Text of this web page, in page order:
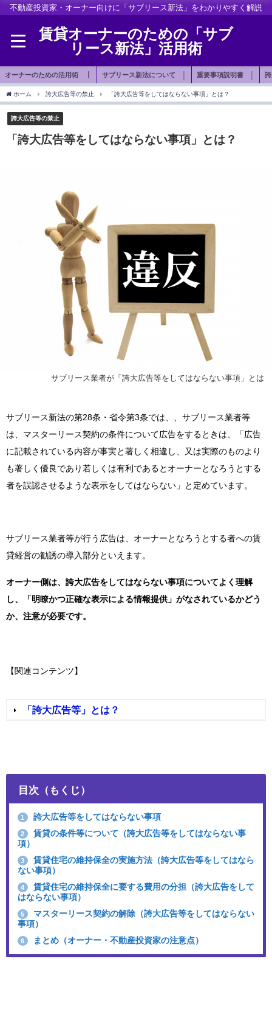
不動産投資家・オーナー向けに「サブリース新法」をわかりやすく解説
賃貸オーナーのための「サブ
リース新法」活用術
オーナーのための活用術 ┃ サブリース新法について │ 重要事項説明書 │
ホーム 誇大広告等の禁止 「誇大広告等をしてはならない事項」とは？
誇大広告等の禁止
「誇大広告等をしてはならない事項」とは？
サブリース業者が「誇大広告等をしてはならない事項」とは
サブリース新法の第28条・省令第3条では、、サブリース業者等
は、 マスターリース契約の条件について広告をするときは、「広告
に記載されている内容が事実と著しく相違し、又は実際のものより
も著しく優良であり若しくは有利であるとオーナーとなろうとする
者を誤認させるような表示をしてはならない」と定めています。
サブリース業者等が行う広告は、 オーナーとなろうとする者への賃
貸経営の勧誘の導入部分といえます。
オーナー側は、誇大広告をしてはならない事項についてよく理解
し、「明瞭かつ正確な表示による情報提供」がなされているかどう
か、注意が必要です。
【関連コンテンツ】
「誇大広告等」とは？
目次（もくじ）
1 誇大広告等をしてはならない事項
2
賃貸の条件等について（誇大広告等をしてはならない事
項）
3
賃貸住宅の維持保全の実施方法（誇大広告等をしてはなら
ない事項）
4
賃貸住宅の維持保全に要する費用の分担（誇大広告をして
はならない事項）
5
マスターリース契約の解除（誇大広告等をしてはならない
事項）
6 まとめ（オーナー・不動産投資家の注意点）